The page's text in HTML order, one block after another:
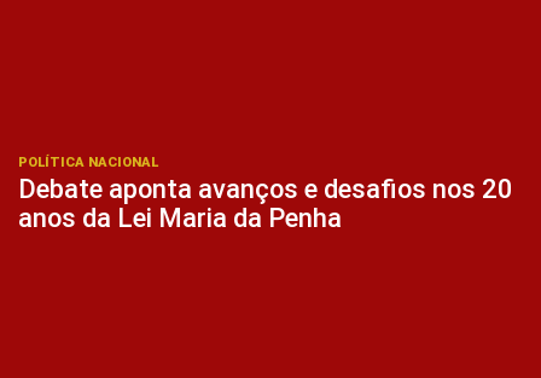
POLÍTICA NACIONAL
Debate aponta avanços e desafios nos 20
anos da Lei Maria da Penha